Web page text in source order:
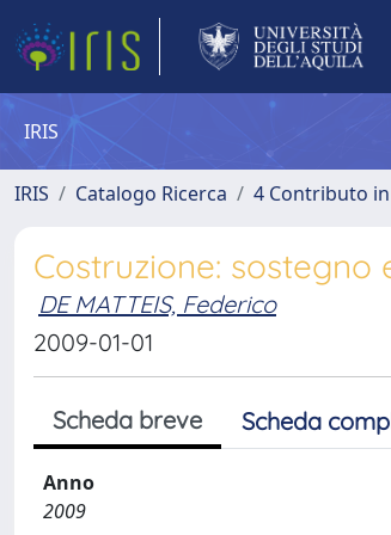
IRIS
IRIS Catalogo Ricerca 4 Contributo
Costruzione: sostegno
DE MATTEIS, Federico
2009-01-01
Scheda breve Scheda
Anno
2009